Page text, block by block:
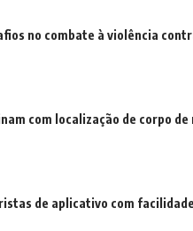
no combate à violência
com localização de corpo
de aplicativo com